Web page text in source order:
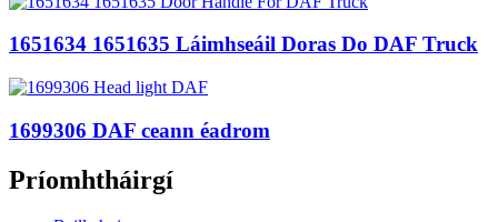
1651634 1651635 Láimhseáil Doras Do DAF Truck
1699306 DAF ceann éadrom
Príomhtháirgí